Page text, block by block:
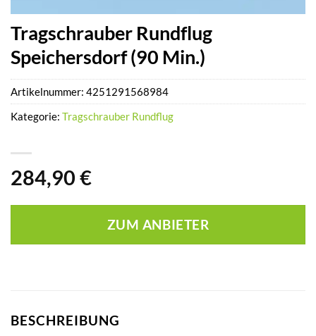
Tragschrauber Rundflug
Speichersdorf (90 Min.)
284,90 €
ZUM ANBIETER
Artikelnummer: 4251291568984
Kategorie: Tragschrauber Rundflug
BESCHREIBUNG